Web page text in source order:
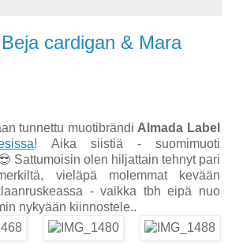
cardigan & Mara
tunnettu muotibrändi Almada Label
! Aika siistiä - suomimuoti
Sattumoisin olen hiljattain tehnyt pari
vieläpä molemmat kevään
- vaikka tbh eipä nuo
nykyään kiinnostele..